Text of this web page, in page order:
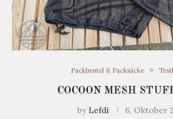
Packbeutel & Packsäcke
COCOON MESH
byLefdi 6. Oktober